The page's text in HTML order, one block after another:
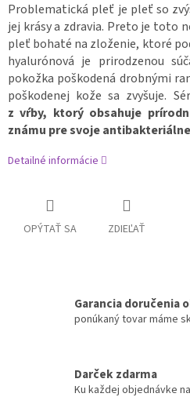
Problematická pleť je pleť so
jej krásy a zdravia. Preto je toto
pleť bohaté na zloženie, ktoré
hyalurónová je prirodzenou
pokožka poškodená drobnými
poškodenej kože sa zvyšuje.
z vŕby, ktorý obsahuje
známu pre svoje
Detailné informácie
OPÝTAŤ SA ZDIEĽAŤ
Garancia doručenia
ponúkaný tovar máme
Darček zdarma
Ku každej objednávke